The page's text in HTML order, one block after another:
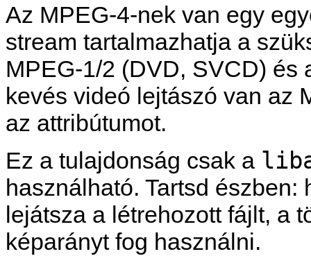
Az MPEG-4-nek van egy
stream tartalmazhatja a
MPEG-1/2 (DVD, SVCD) és
kevés videó lejtászó van az
az attribútumot.
Ez a tulajdonság csak a
használható. Tartsd észben:
lejátsza a létrehozott fájlt, a
képarányt fog használni.